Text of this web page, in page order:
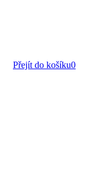
Přejít do košíku0